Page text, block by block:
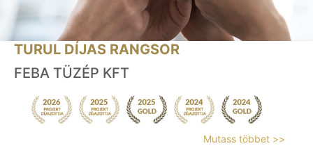
TURUL DÍJAS RANGSOR
FEBA TÜZÉP KFT
Mutass többet >>